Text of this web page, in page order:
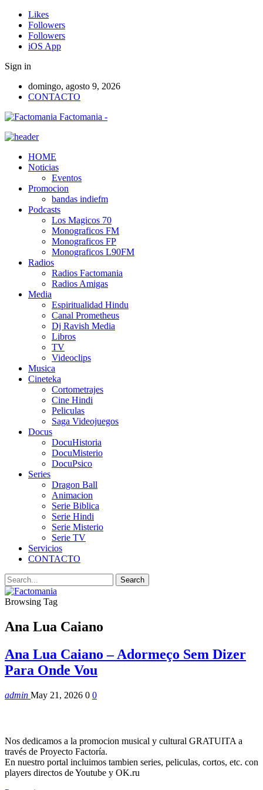
Likes
Followers
Followers
iOS App
Sign in
domingo, agosto 9, 2026
CONTACTO
Factomania -
HOME
Noticias
Eventos
Promocion
bandas indiefm
Podcasts
Los Magicos 70
Monograficos FM
Monograficos FP
Monograficos L90FM
Radios
Radios Factomania
Radios Amigas
Media
Espiritualidad Hindu
Canal Prometheus
Dj Ravish Media
Libros
TV
Videoclips
Musica
Cineteka
Cortometrajes
Cine Hindi
Peliculas
Saga Videojuegos
Docus
DocuHistoria
DocuMisterio
DocuPsico
Series
Dragon Ball
Animacion
Serie Biblica
Serie Hindi
Serie Misterio
Serie TV
Servicios
CONTACTO
Browsing Tag
Ana Lua Caiano
Ana Lua Caiano – Adormeço Sem Dizer
Para Onde Vou
admin May 21, 2026 0 0
Nos dedicamos a la promocion musical y cultural GRATUITA a
través de Proyecto Factoría.
En nuestro portal incluimos tambien series, peliculas, cortos, etc. con
players directos de Youtube y OK.ru